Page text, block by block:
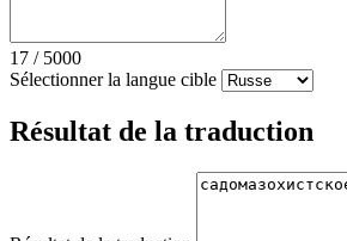
17 / 5000
Sélectionner la langue cible
Résultat de la traduction